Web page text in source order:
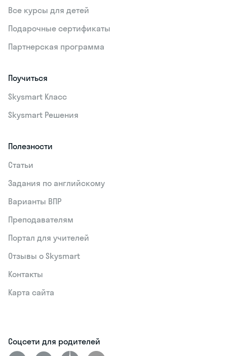
Все курсы для детей
Подарочные сертификаты
Партнерская программа
Поучиться
Skysmart Класс
Skysmart Решения
Полезности
Статьи
Задания по английскому
Варианты ВПР
Преподавателям
Портал для учителей
Отзывы о Skysmart
Контакты
Карта сайта
Соцсети для родителей